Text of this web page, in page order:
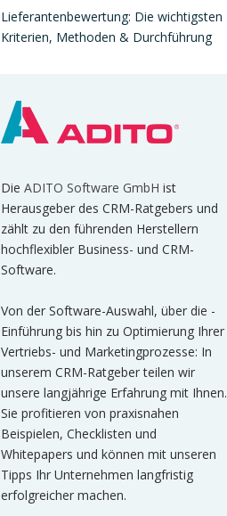
Lieferantenbewertung: Die wichtigsten
Kriterien, Methoden & Durchführung
DieADITO Software GmbHist
Herausgeber des CRM-Ratgebers und
zählt zu den führenden Herstellern
hochflexibler Business- und CRM-
Software.
Von der Software-Auswahl, über die -
Einführung bis hin zu Optimierung Ihrer
Vertriebs- und Marketingprozesse: In
unserem CRM-Ratgeber teilen wir
unsere langjährige Erfahrung mit Ihnen.
Sie profitieren von praxisnahen
Beispielen, Checklisten und
Whitepapers und können mit unseren
Tipps Ihr Unternehmen langfristig
erfolgreicher machen.